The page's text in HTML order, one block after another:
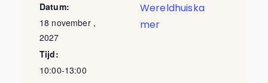
Datum:
18 november ,
2027
Tijd:
10:00-13:00
Wereldhuiska
mer